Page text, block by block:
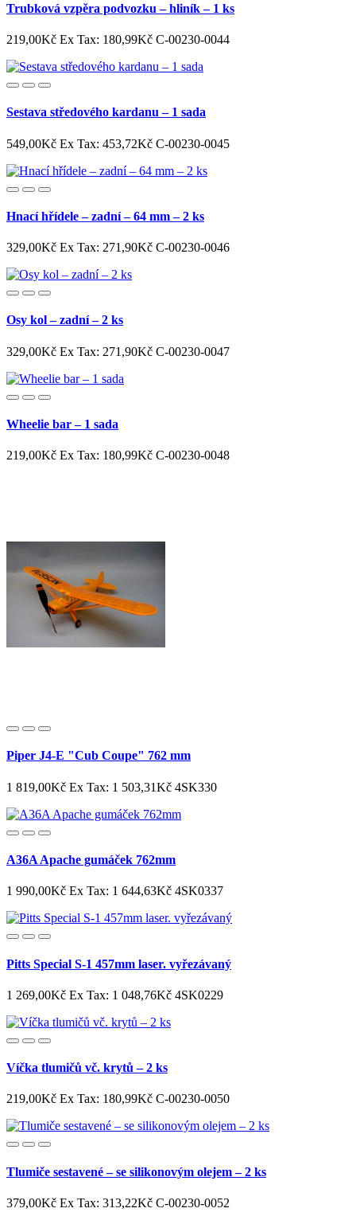
Trubková vzpěra podvozku – hliník – 1 ks
219,00Kč Ex Tax: 180,99Kč C-00230-0044
Sestava středového kardanu – 1 sada
549,00Kč Ex Tax: 453,72Kč C-00230-0045
Hnací hřídele – zadní – 64 mm – 2 ks
329,00Kč Ex Tax: 271,90Kč C-00230-0046
Osy kol – zadní – 2 ks
329,00Kč Ex Tax: 271,90Kč C-00230-0047
Wheelie bar – 1 sada
219,00Kč Ex Tax: 180,99Kč C-00230-0048
Piper J4-E "Cub Coupe" 762 mm
1 819,00Kč Ex Tax: 1 503,31Kč 4SK330
A36A Apache gumáček 762mm
1 990,00Kč Ex Tax: 1 644,63Kč 4SK0337
Pitts Special S-1 457mm laser. vyřezávaný
1 269,00Kč Ex Tax: 1 048,76Kč 4SK0229
Víčka tlumičů vč. krytů – 2 ks
219,00Kč Ex Tax: 180,99Kč C-00230-0050
Tlumiče sestavené – se silikonovým olejem – 2 ks
379,00Kč Ex Tax: 313,22Kč C-00230-0052